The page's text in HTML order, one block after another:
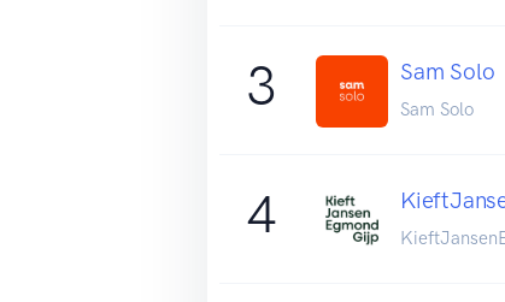
3 Sam Solo
Sam Solo
4